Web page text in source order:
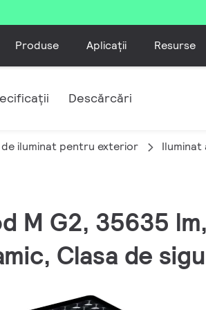
Produse Aplicații Resurse
Descărcări
iluminat pentru exterior
M G2, 35635
Clasa de